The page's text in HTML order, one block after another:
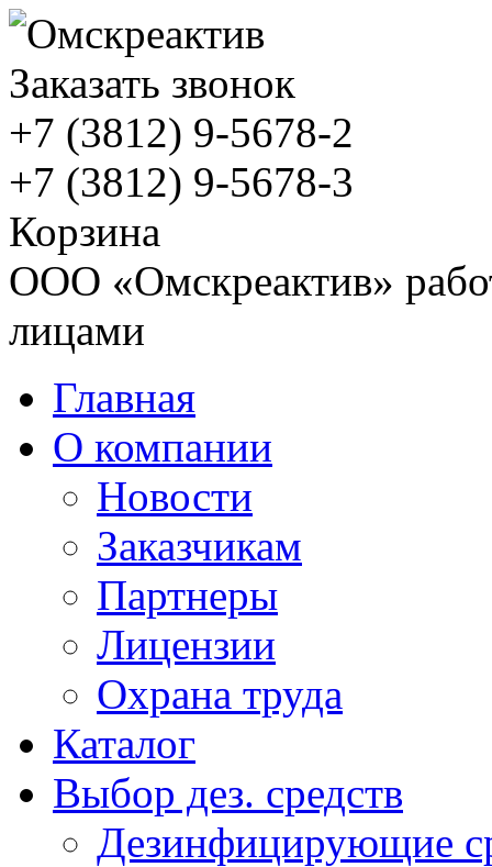
Заказать звонок
+7 (3812) 9-5678-2
+7 (3812) 9-5678-3
Корзина
ООО «Омскреактив»
лицами
Главная
О компании
Новости
Заказчикам
Партнеры
Лицензии
Охрана труда
Каталог
Выбор дез. средств
Дезинфицирующие